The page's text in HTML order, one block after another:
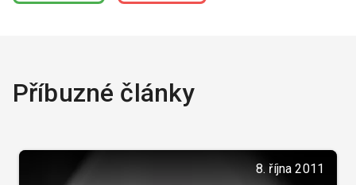
Příbuzné články
8. října 2011